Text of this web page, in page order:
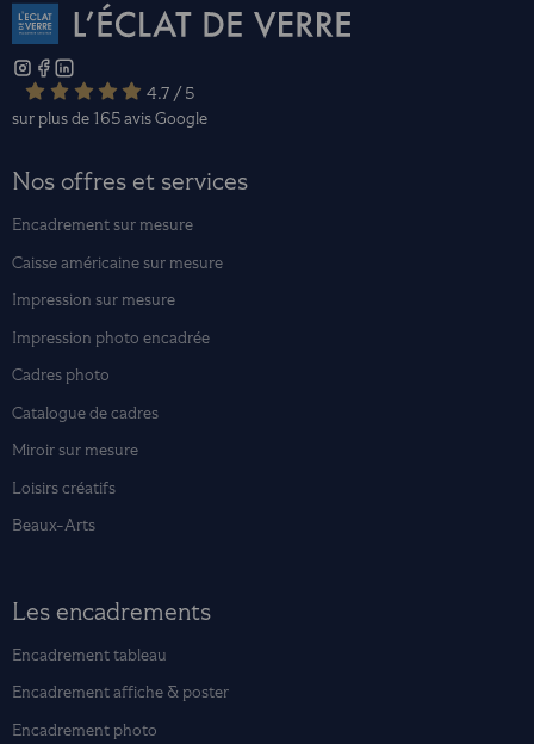
4.7 / 5
sur plus de 165 avisGoogle
Nos offres et services
Encadrement sur mesure
Caisse américaine sur mesure
Impression sur mesure
Impression photo encadrée
Cadres photo
Catalogue de cadres
Miroir sur mesure
Loisirs créatifs
Beaux-Arts
Les encadrements
Encadrement tableau
Encadrement affiche & poster
Encadrement photo